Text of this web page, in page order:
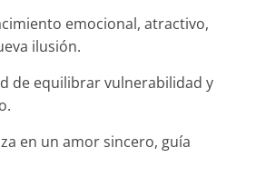
emocional, atractivo,
ilusión.
de equilibrar vulnerabilidad y
en un amor sincero, guía